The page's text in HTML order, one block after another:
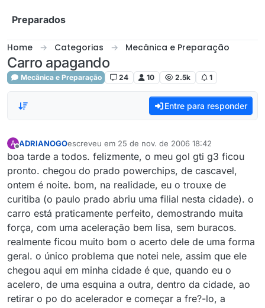
Preparados
Home Categorias Mecânica e Preparação
Carro apagando
Mecânica e Preparação 24 10 2.5k 1
Entre para responder
A
Offline
ADRIANOGOescreveu em 25 de nov. de 2006 18:42
última edição por
boa tarde a todos. felizmente, o meu gol gti g3 ficou
pronto. chegou do prado powerchips, de cascavel,
ontem é noite. bom, na realidade, eu o trouxe de
curitiba (o paulo prado abriu uma filial nesta cidade). o
carro está praticamente perfeito, demostrando muita
força, com uma aceleração bem lisa, sem buracos.
realmente ficou muito bom o acerto dele de uma forma
geral. o único problema que notei nele, assim que ele
chegou aqui em minha cidade é que, quando eu o
acelero, de uma esquina a outra, dentro da cidade, ao
retirar o po do acelerador e começar a fre?-lo, a